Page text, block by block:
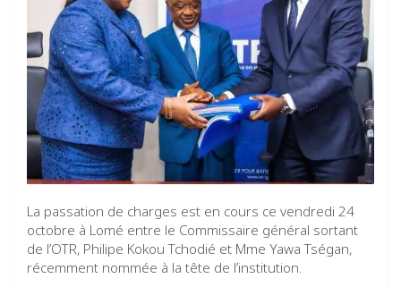
La passation de charges est en cours ce vendredi 24
octobre à Lomé entre le Commissaire général sortant
de l’OTR, Philipe Kokou Tchodié et Mme Yawa Tségan,
récemment nommée à la tête de l’institution.